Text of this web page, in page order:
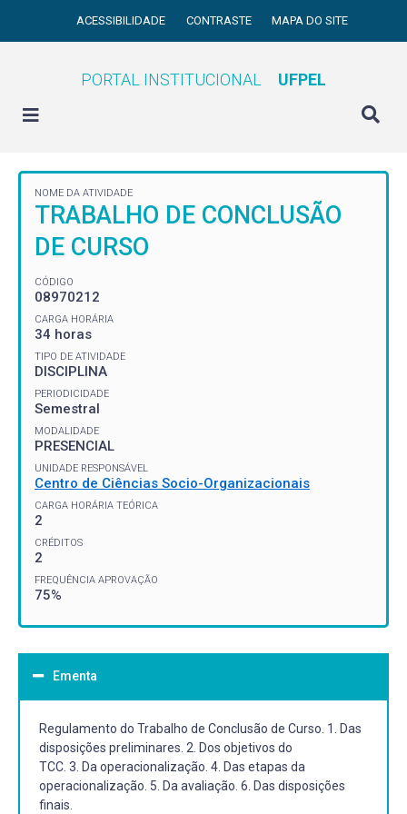
ACESSIBILIDADE CONTRASTE MAPA DO SITE
PORTAL INSTITUCIONAL UFPEL
NOME DA ATIVIDADE
TRABALHO DE CONCLUSÃO
DE CURSO
CÓDIGO
08970212
CARGA HORÁRIA
34 horas
TIPO DE ATIVIDADE
DISCIPLINA
PERIODICIDADE
Semestral
MODALIDADE
PRESENCIAL
UNIDADE RESPONSÁVEL
Centro de Ciências Socio-Organizacionais
CARGA HORÁRIA TEÓRICA
2
CRÉDITOS
2
FREQUÊNCIA APROVAÇÃO
75%
Ementa
Regulamento do Trabalho de Conclusão de Curso. 1. Das
disposições preliminares. 2. Dos objetivos do
TCC. 3. Da operacionalização. 4. Das etapas da
operacionalização. 5. Da avaliação. 6. Das disposições
finais.